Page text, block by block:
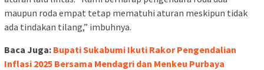
maupun roda empat tetap mematuhi aturan meskipun tidak
ada tindakan tilang,” imbuhnya.
Baca Juga: Bupati Sukabumi Ikuti Rakor Pengendalian
Inflasi 2025 Bersama Mendagri dan Menkeu Purbaya